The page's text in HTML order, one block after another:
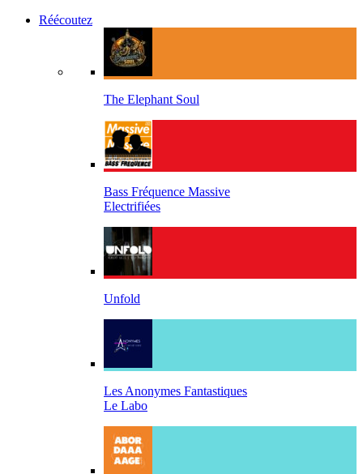
Réécoutez
The Elephant Soul
Bass Fréquence Massive
Electrifiées
Unfold
Les Anonymes Fantastiques
Le Labo